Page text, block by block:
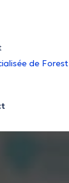
de Forest